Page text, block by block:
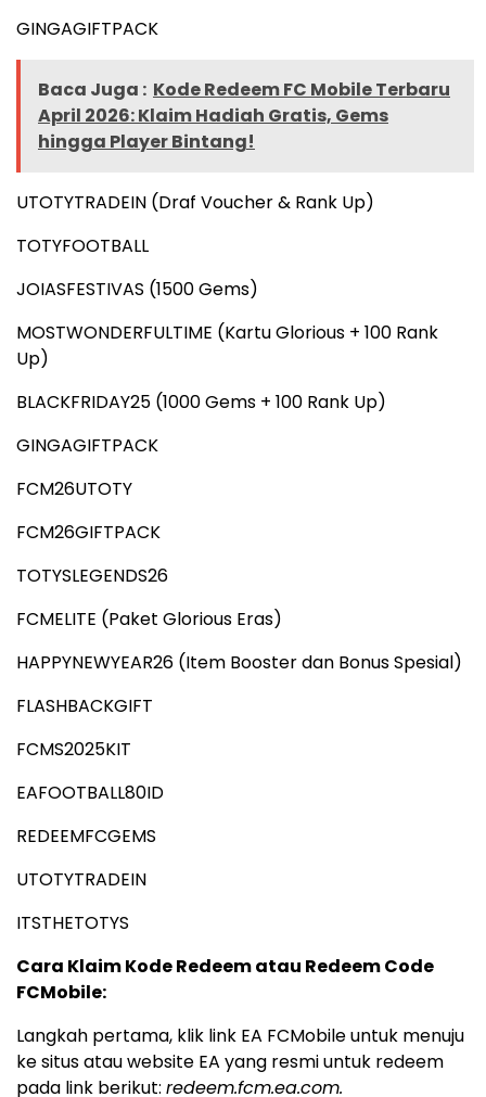
GINGAGIFTPACK
Baca Juga : Kode Redeem FC Mobile Terbaru
April 2026: Klaim Hadiah Gratis, Gems
hingga Player Bintang!
UTOTYTRADEIN (Draf Voucher & Rank Up)
TOTYFOOTBALL
JOIASFESTIVAS (1500 Gems)
MOSTWONDERFULTIME (Kartu Glorious + 100 Rank
Up)
BLACKFRIDAY25 (1000 Gems + 100 Rank Up)
GINGAGIFTPACK
FCM26UTOTY
FCM26GIFTPACK
TOTYSLEGENDS26
FCMELITE (Paket Glorious Eras)
HAPPYNEWYEAR26 (Item Booster dan Bonus Spesial)
FLASHBACKGIFT
FCMS2025KIT
EAFOOTBALL80ID
REDEEMFCGEMS
UTOTYTRADEIN
ITSTHETOTYS
Cara KlaimKode Redeematau Redeem Code
FCMobile:
Langkah pertama, klik link EA FCMobile untuk menuju
ke situs atau website EA yang resmi untuk redeem
pada link berikut: redeem.fcm.ea.com.